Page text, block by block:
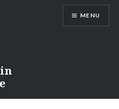
MENU